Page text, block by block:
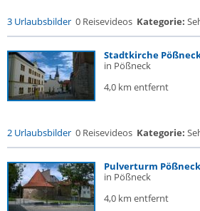
3 Urlaubsbilder 0 Reisevideos Kategorie:
Stadtkirche
in Pößneck
4,0 km entfernt
2 Urlaubsbilder 0 Reisevideos Kategorie:
Pulverturm Pößneck
in Pößneck
4,0 km entfernt